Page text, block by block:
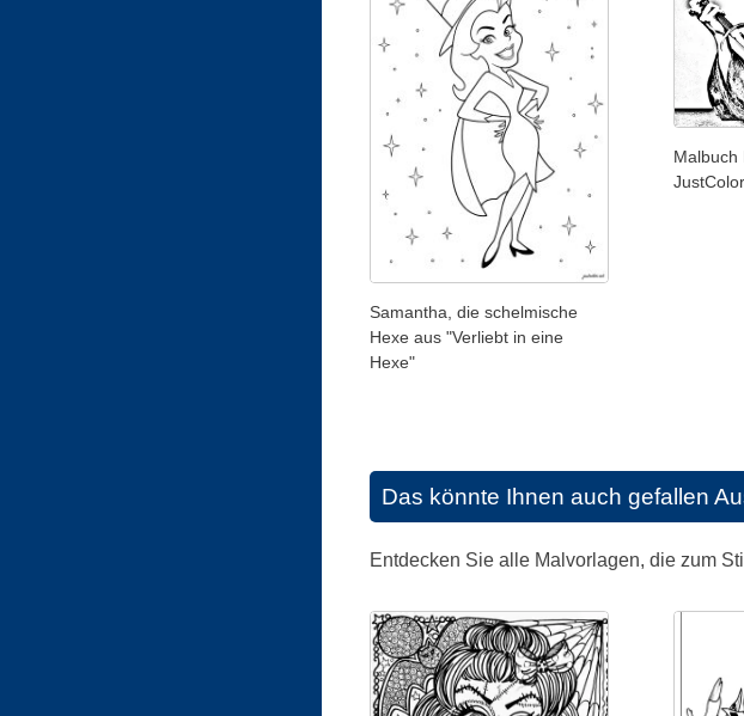
Samantha, die schelmische
Hexe aus "Verliebt in eine
Hexe"
Malbuch
Das könnte Ihnen auch gefallen
Entdecken Sie alle Malvorlagen, die zum